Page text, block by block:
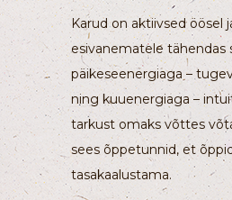
Karud on aktiivsed öösel
esivanematele tähendas
päikeseenergiaga –
ning kuuenergiaga –
tarkust omaks võttes
sees õppetunnid, et
tasakaalustama.